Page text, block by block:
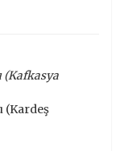
(Kafkasya
(Kardeş